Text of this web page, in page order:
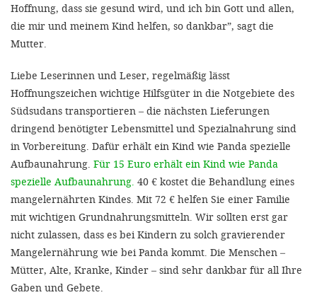
Hoffnung, dass sie gesund wird, und ich bin Gott und allen,
die mir und meinem Kind helfen, so dankbar”, sagt die
Mutter.
Liebe Leserinnen und Leser, regelmäßig lässt
Hoffnungszeichen wichtige Hilfsgüter in die Notgebiete des
Südsudans transportieren – die nächsten Lieferungen
dringend benötigter Lebensmittel und Spezialnahrung sind
in Vorbereitung. Dafür erhält ein Kind wie Panda spezielle
Aufbaunahrung. Für 15 Euro erhält ein Kind wie Panda
spezielle Aufbaunahrung. 40 € kostet die Behandlung eines
mangelernährten Kindes. Mit 72 € helfen Sie einer Familie
mit wichtigen Grundnahrungsmitteln. Wir sollten erst gar
nicht zulassen, dass es bei Kindern zu solch gravierender
Mangelernährung wie bei Panda kommt. Die Menschen –
Mütter, Alte, Kranke, Kinder – sind sehr dankbar für all Ihre
Gaben und Gebete.